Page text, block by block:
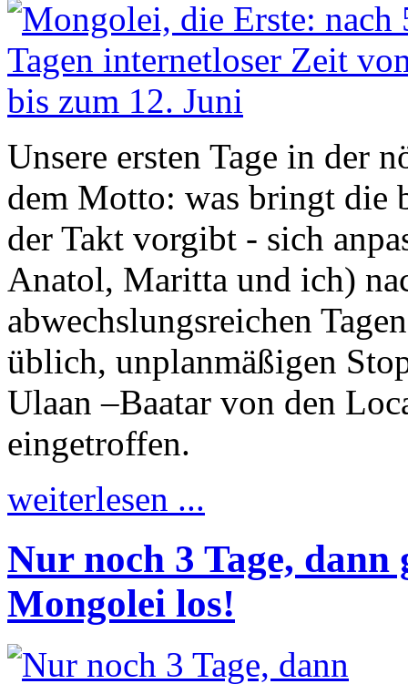
Unsere ersten Tage in der
dem Motto: was bringt die
der Takt vorgibt - sich
Anatol, Maritta und ich)
abwechslungsreichen
üblich, unplanmäßigen
Ulaan –Baatar von den
eingetroffen.
weiterlesen ...
Nur noch 3 Tage,
Mongolei los!